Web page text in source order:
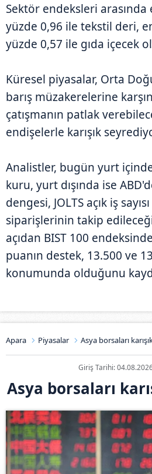
Sektör endeksleri arasında
yüzde 0,96 ile tekstil deri,
yüzde 0,57 ile gıda içecek
Küresel piyasalar, Orta
barış müzakerelerine
çatışmanın patlak
endişelerle karışık
Analistler, bugün yurt
kuru, yurt dışında ise
dengesi, JOLTS açık iş
siparişlerinin takip
açıdan BIST 100
puanın destek, 13.500 ve
konumunda olduğunu
Apara Piyasalar Asya borsaları
Giriş Tarihi:
Asya borsaları